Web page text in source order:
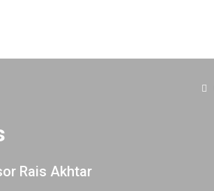
Rais Akhtar